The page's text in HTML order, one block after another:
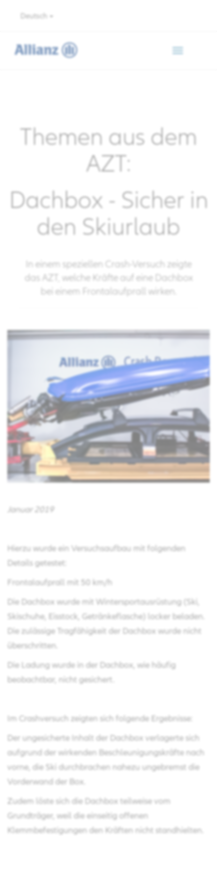
Deutsch
Themen aus dem
AZT:
Dachbox - Sicher in
den Skiurlaub
In einem speziellen Crash-Versuch zeigte
das AZT, welche Kräfte auf eine Dachbox
bei einem Frontalaufprall wirken.
Januar 2019
Hierzu wurde ein Versuchsaufbau mit folgenden
Details getestet:
Frontalaufprall mit 50 km/h
Die Dachbox wurde mit Wintersportausrüstung (Ski,
Skischuhe, Eisstock, Getränkeflasche) locker beladen.
Die zulässige Tragfähigkeit der Dachbox wurde nicht
überschritten.
Die Ladung wurde in der Dachbox, wie häufig
beobachtbar, nicht gesichert.
Im Crashversuch zeigten sich folgende Ergebnisse:
Der ungesicherte Inhalt der Dachbox verlagerte sich
aufgrund der wirkenden Beschleunigungskräfte nach
vorne, die Ski durchbrachen nahezu ungebremst die
Vorderwand der Box.
Zudem löste sich die Dachbox teilweise vom
Grundträger, weil die einseitig offenen
Klemmbefestigungen den Kräften nicht standhielten.